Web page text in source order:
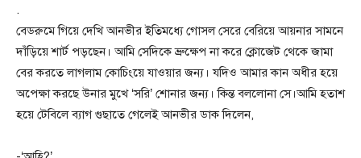
.
বেডরুমে গিয়ে দেখি আনভীর ইতিমধ্যে গোসল সেরে বেরিয়ে আয়নার সামনে
দাঁড়িয়ে শার্ট পড়ছেন। আমি সেদিকে ভ্রুক্ষেপ না করে ক্লোজেট থেকে জামা
বের করতে লাগলাম কোচিংয়ে যাওয়ার জন্য। যদিও আমার কান অধীর হয়ে
অপেক্ষা করছে উনার মুখে ‘সরি’ শোনার জন্য। কিন্ত বললোনা সে।আমি হতাশ
হয়ে টেবিলে ব্যাগ গুছাতে গেলেই আনভীর ডাক দিলেন,